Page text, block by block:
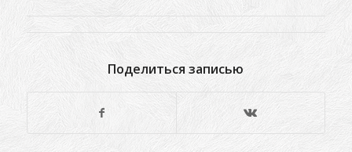
Поделиться записью